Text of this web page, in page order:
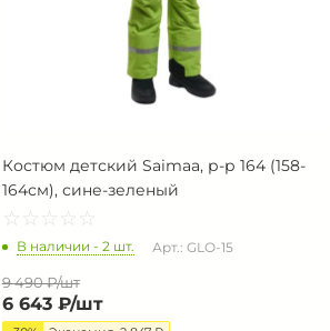
Костюм детский Saimaa, р-р 164 (158-
164см), сине-зеленый
☆ ☆ ☆ ☆ ☆
★ ★ ★ ★ ★
В наличии - 2 шт. Арт.: GLO-15
9 490 ₽/шт
6 643 ₽/шт